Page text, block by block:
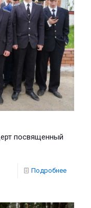
посвященный
Подробнее